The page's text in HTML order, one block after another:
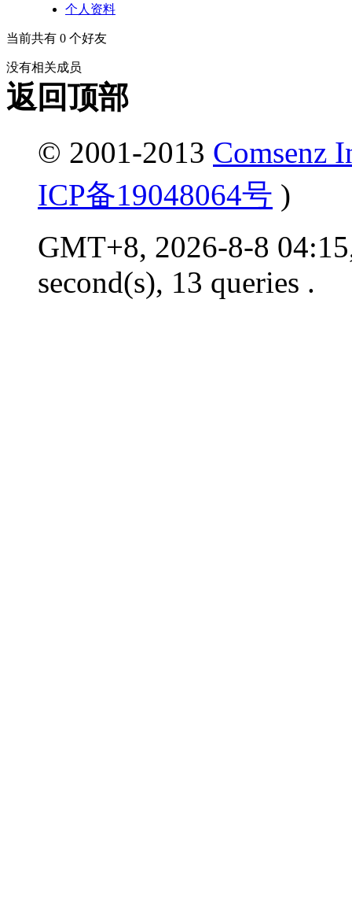
个人资料
当前共有 0 个好友
没有相关成员
返回顶部
© 2001-2013 Comsenz
ICP备19048064号 )
GMT+8, 2026-8-8
second(s), 13 queries .